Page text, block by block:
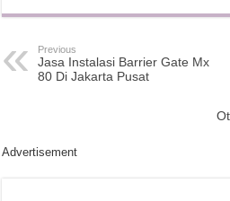
Previous
Jasa Instalasi Barrier Gate Mx
80 Di Jakarta Pusat
Advertisement